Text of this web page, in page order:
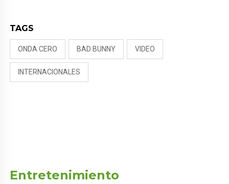
TAGS
ONDA CERO BAD BUNNY VIDEO
INTERNACIONALES
Entretenimiento